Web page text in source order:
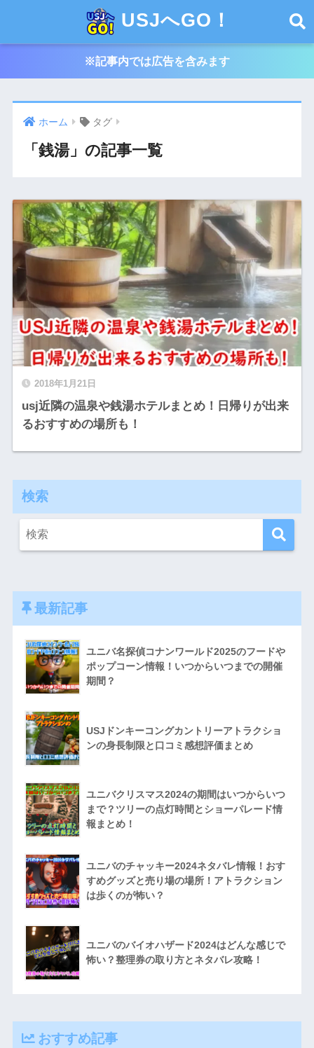
USJへGO！
※記事内では広告を含みます
ホーム タグ
「銭湯」の記事一覧
2018年1月21日
usj近隣の温泉や銭湯ホテルまとめ！日帰りが出来
るおすすめの場所も！
検索
最新記事
ユニバ名探偵コナンワールド2025のフードや
ポップコーン情報！いつからいつまでの開催
期間？
USJドンキーコングカントリーアトラクショ
ンの身長制限と口コミ感想評価まとめ
ユニバクリスマス2024の期間はいつからいつ
まで？ツリーの点灯時間とショーパレード情
報まとめ！
ユニバのチャッキー2024ネタバレ情報！おす
すめグッズと売り場の場所！アトラクション
は歩くのが怖い？
ユニバのバイオハザード2024はどんな感じで
怖い？整理券の取り方とネタバレ攻略！
おすすめ記事